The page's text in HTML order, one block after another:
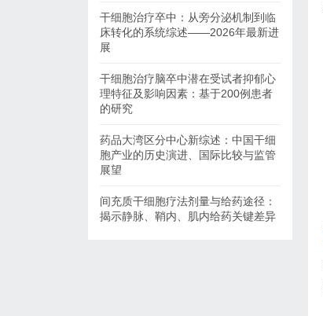
干细胞治疗卒中：从旁分泌机制到临
床转化的系统综述——2026年最新进
展
干细胞治疗脑卒中潜在受试者抑郁心
理特征及影响因素：基于200例患者
的研究
药品大湾区分中心新综述：中国干细
胞产业的历史演进、国际比较与监管
展望
间充质干细胞疗法剂量与给药途径：
揭示静脉、鞘内、肌内给药关键差异